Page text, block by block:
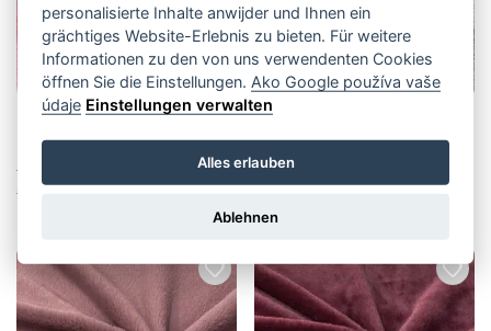
12,90€ / m
Kunstfell Rainbow diagonal
stripe
Kunstfell COSY taupe
personalisierte Inhalte anwijder und Ihnen ein
grächtiges Website-Erlebnis zu bieten. Für weitere
Informationen zu den von uns verwendenten Cookies
öffnen Sie die Einstellungen. Ako Google používa vaše
údaje Einstellungen verwalten
Alles erlauben
Ablehnen